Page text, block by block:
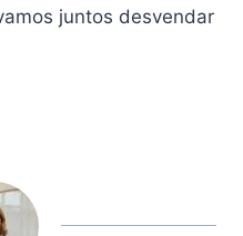
juntos desvendar